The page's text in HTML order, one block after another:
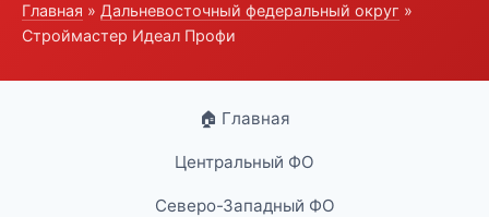
Главная » Дальневосточный федеральный округ »
Строймастер Идеал Профи
🏠 Главная
Центральный ФО
Северо-Западный ФО